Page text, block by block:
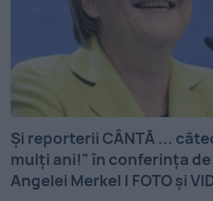
Și reporterii CÂNTĂ ...
mulţi ani!" în conferința de
Angelei Merkel | FOTO și